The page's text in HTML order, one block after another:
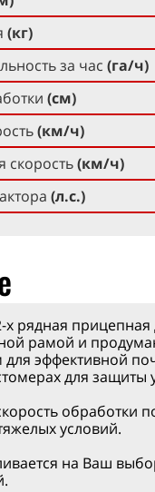
(кг)
за час (га/ч)
(см)
(км/ч)
скорость(км/ч)
(л.с.)
х рядная прицепная
рамой и
для эффективной
для защиты
обработки
условий.
на Ваш